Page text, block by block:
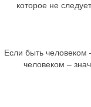
которое не
Если быть человеком
человеком –